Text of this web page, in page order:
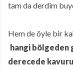
tam da derdim
Hem de öyle bir
hangi
derecede